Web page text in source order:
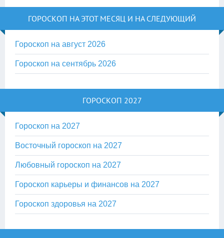
ГОРОСКОП НА ЭТОТ МЕСЯЦ И НА СЛЕДУЮЩИЙ
Гороскоп на август 2026
Гороскоп на сентябрь 2026
ГОРОСКОП 2027
Гороскоп на 2027
Восточный гороскоп на 2027
Любовный гороскоп на 2027
Гороскоп карьеры и финансов на 2027
Гороскоп здоровья на 2027